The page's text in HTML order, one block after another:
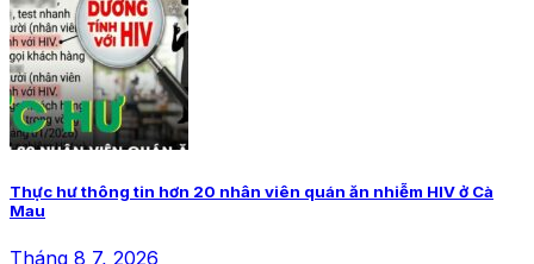
Thực hư thông tin hơn 20 nhân viên quán ăn nhiễm HIV ở Cà
Mau
Tháng 8 7, 2026